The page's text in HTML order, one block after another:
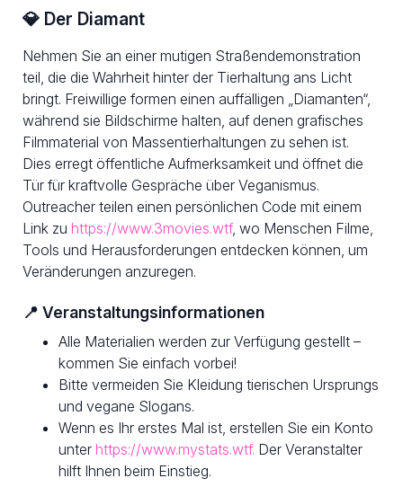
💎 Der Diamant
Nehmen Sie an einer mutigen Straßendemonstration
teil, die die Wahrheit hinter der Tierhaltung ans Licht
bringt. Freiwillige formen einen auffälligen „Diamanten“,
während sie Bildschirme halten, auf denen grafisches
Filmmaterial von Massentierhaltungen zu sehen ist.
Dies erregt öffentliche Aufmerksamkeit und öffnet die
Tür für kraftvolle Gespräche über Veganismus.
Outreacher teilen einen persönlichen Code mit einem
Link zu https://www.3movies.wtf, wo Menschen Filme,
Tools und Herausforderungen entdecken können, um
Veränderungen anzuregen.
📍 Veranstaltungsinformationen
Alle Materialien werden zur Verfügung gestellt –
kommen Sie einfach vorbei!
Bitte vermeiden Sie Kleidung tierischen Ursprungs
und vegane Slogans.
Wenn es Ihr erstes Mal ist, erstellen Sie ein Konto
unter https://www.mystats.wtf. Der Veranstalter
hilft Ihnen beim Einstieg.